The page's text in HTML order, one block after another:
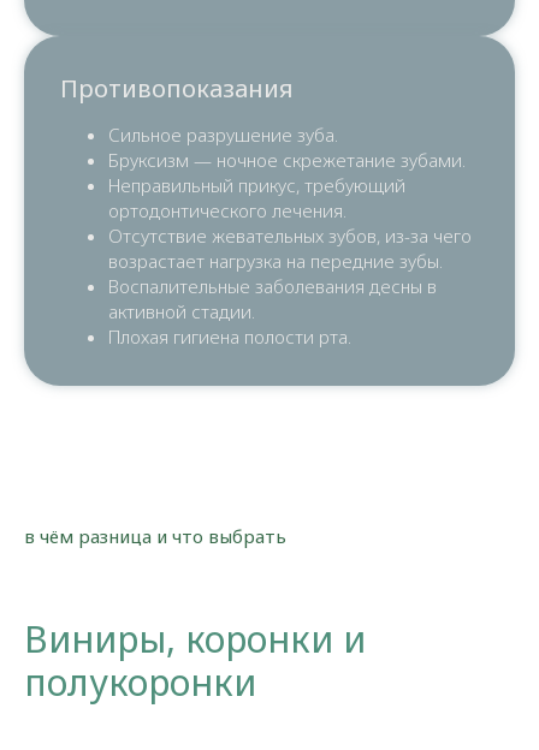
Противопоказания
Сильное разрушение зуба.
Бруксизм — ночное скрежетание зубами.
Неправильный прикус, требующий
ортодонтического лечения.
Отсутствие жевательных зубов, из-за чего
возрастает нагрузка на передние зубы.
Воспалительные заболевания десны в
активной стадии.
Плохая гигиена полости рта.
в чём разница и что выбрать
Виниры, коронки и
полукоронки